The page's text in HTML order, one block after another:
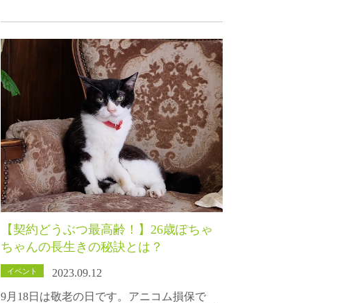
【契約どうぶつ最高齢！】26歳ぽちゃ
ちゃんの長生きの秘訣とは？
イベント
2023.09.12
9月18日は敬老の日です。アニコム損保で